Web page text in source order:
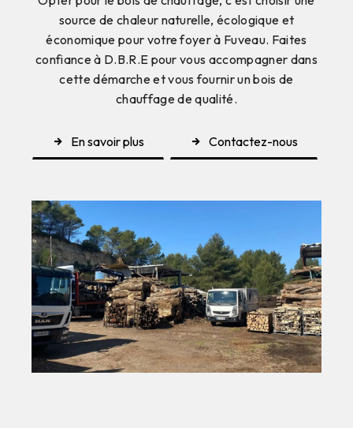
source de chaleur naturelle, écologique et
économique pour votre foyer à Fuveau. Faites
confiance à D.B.R.E pour vous accompagner dans
cette démarche et vous fournir un bois de
chauffage de qualité.
En savoir plus Contactez-nous